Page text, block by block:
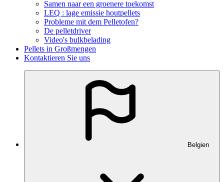
Samen naar een groenere toekomst
LEQ : lage emissie houtpellets
Probleme mit dem Pelletofen?
De pelletdriver
Video's bulkbelading
Pellets in Großmengen
Kontaktieren Sie uns
Belgien